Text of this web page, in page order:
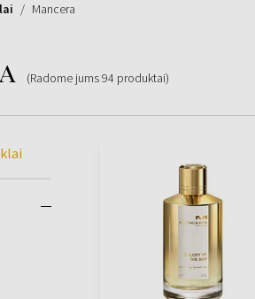
Mancera
(Radome jums94 produktai)